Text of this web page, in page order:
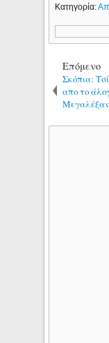
Κατηγορία:
Επόμενο
Σκόπια:
απο το